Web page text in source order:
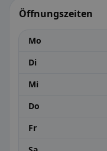
Öffnungszeiten
Mo
Di
Mi
Do
Fr